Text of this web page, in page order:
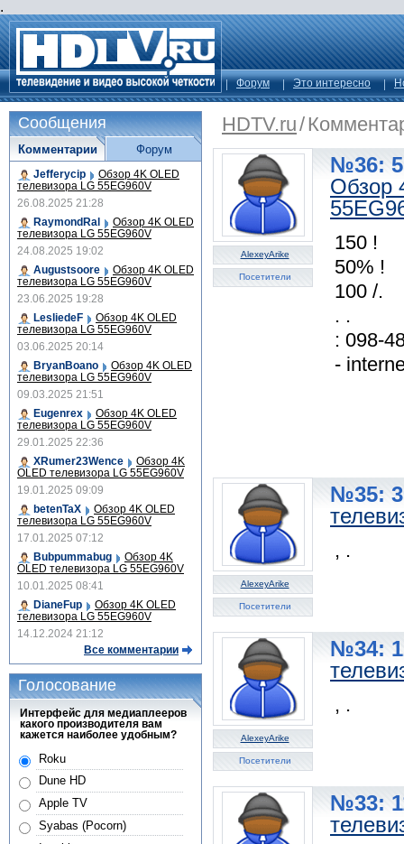
.
Форум Это интересно
HDTV.ru/
AlexeyArike
Посетители
№36: 5
Обзор
150 !
50% !
100 /.
. .
: 098-
-
AlexeyArike
Посетители
№35:
, .
AlexeyArike
Посетители
№34:
, .
№33:
Сообщения
Комментарии
Jefferycip Обзор 4K OLED
телевизора LG 55EG960V
26.08.2025 21:28
RaymondRal
Обзор 4K OLED
телевизора LG 55EG960V
24.08.2025 19:02
Augustsoore
Обзор 4K OLED
телевизора LG 55EG960V
23.06.2025 19:28
LesliedeF
Обзор 4K OLED
телевизора LG 55EG960V
03.06.2025 20:14
BryanBoano
Обзор 4K OLED
телевизора LG 55EG960V
09.03.2025 21:51
Eugenrex
Обзор 4K OLED
телевизора LG 55EG960V
29.01.2025 22:36
XRumer23Wence
Обзор 4K
OLED телевизора LG 55EG960V
19.01.2025 09:09
betenTaX
Обзор 4K OLED
телевизора LG 55EG960V
17.01.2025 07:12
Bubpummabug
Обзор 4K
OLED телевизора LG 55EG960V
10.01.2025 08:41
DianeFup
Обзор 4K OLED
телевизора LG 55EG960V
14.12.2024 21:12
Все комментарии
Форум
Голосование
Интерфейс для медиаплееров
какого производителя вам
кажется наиболее удобным?
Roku
Dune HD
Apple TV
Syabas (Pocorn)